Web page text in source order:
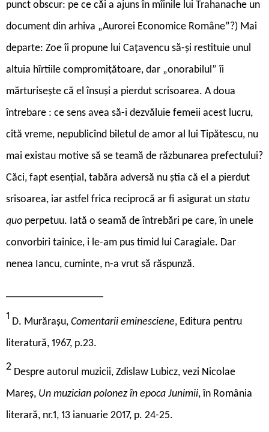
punct obscur: pe ce căi a ajuns în mîinile lui Trahanache un
document din arhiva „Aurorei Economice Române”?) Mai
departe: Zoe îi propune lui Cațavencu să-și restituie unul
altuia hîrtiile compromițătoare, dar „onorabilul” îi
mărturisește că el însuși a pierdut scrisoarea. A doua
întrebare : ce sens avea să-i dezvăluie femeii acest lucru,
cîtă vreme, nepublicînd biletul de amor al lui Tipătescu, nu
mai existau motive să se teamă de răzbunarea prefectului?
Căci, fapt esențial, tabăra adversă nu știa că el a pierdut
srisoarea, iar astfel frica reciprocă ar fi asigurat un statu
quo perpetuu. Iată o seamă de întrebări pe care, în unele
convorbiri tainice, i le-am pus timid lui Caragiale. Dar
nenea Iancu, cuminte, n-a vrut să răspunză.
1 D. Murărașu, Comentarii eminesciene, Editura pentru
literatură, 1967, p.23.
2 Despre autorul muzicii, Zdislaw Lubicz, vezi Nicolae
Mareș, Un muzician polonez în epoca Junimii, în România
literară, nr.1, 13 ianuarie 2017, p. 24-25.